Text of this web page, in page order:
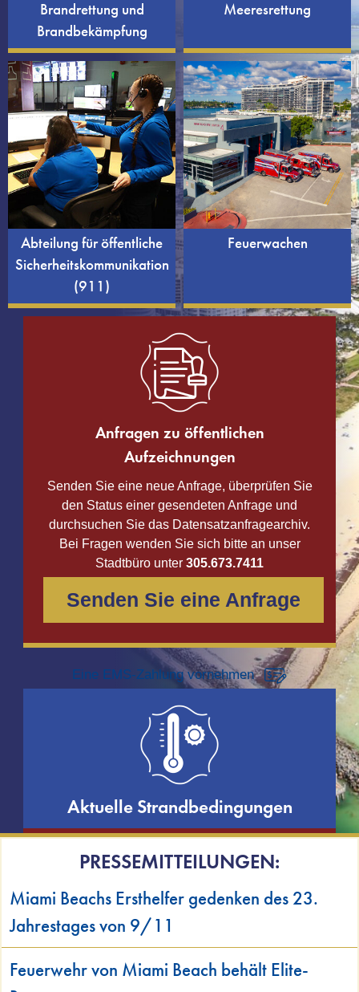
Brandrettung und
Brandbekämpfung
Meeresrettung
Abteilung für öffentliche
Sicherheitskommunikation
(911)
Feuerwachen
Anfragen zu öffentlichen
Aufzeichnungen
Senden Sie eine neue Anfrage, überprüfen Sie
den Status einer gesendeten Anfrage und
durchsuchen Sie das Datensatzanfragearchiv.
Bei Fragen wenden Sie sich bitte an unser
Stadtbüro unter 305.673.7411
Senden Sie eine Anfrage
Eine EMS-Zahlung vornehmen
Aktuelle Strandbedingungen
PRESSEMITTEILUNGEN:
Miami Beachs Ersthelfer gedenken des 23.
Jahrestages von 9/11
Feuerwehr von Miami Beach behält Elite-